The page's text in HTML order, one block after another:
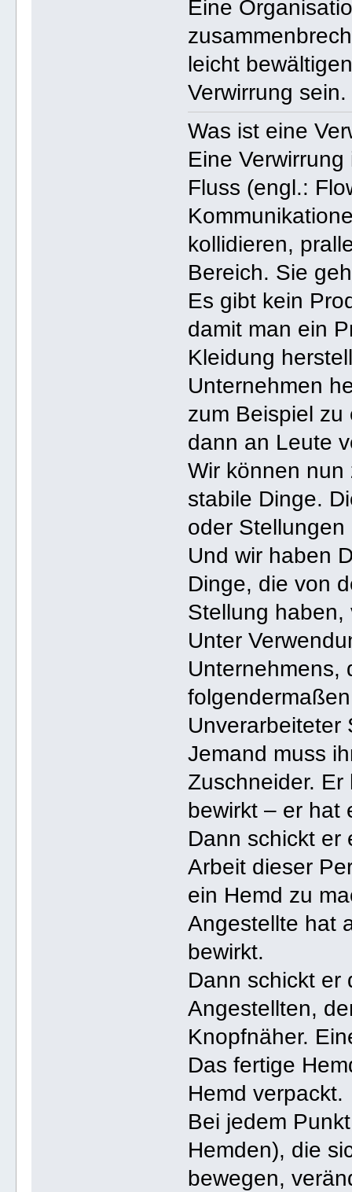
Eine
leicht
Verwirrung sein.
Was ist eine
Eine
Fluss (engl.:
kollidieren,
Bereich. Sie
Es gibt kein
damit man ein
Kleidung
Unternehmen
zum Beispiel
dann an Leute
Wir können
stabile Dinge.
oder
Und wir haben
Dinge, die von
Stellung
Unter
Unternehmens,
Unverarbeiteter
Jemand muss
Zuschneider.
bewirkt – er hat
Dann schickt er
Arbeit dieser
ein Hemd zu
Angestellte hat
bewirkt.
Dann schickt er
Angestellten,
Knopfnäher.
Das fertige
Hemd verpackt.
Bei jedem
Hemden), die
bewegen,